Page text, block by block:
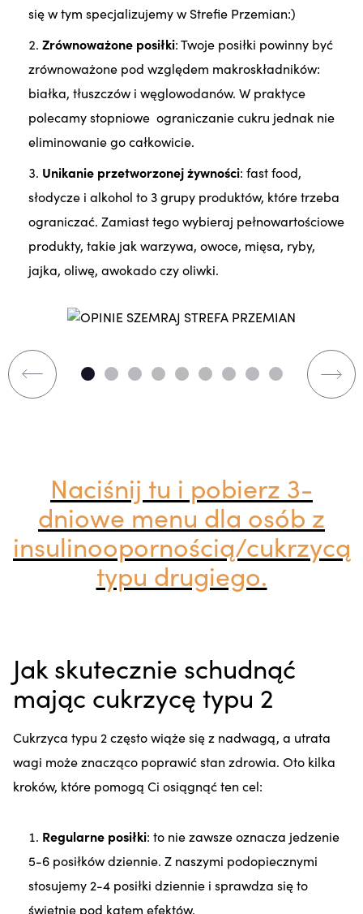
się w tym specjalizujemy w Strefie Przemian:)
Zrównoważone posiłki: Twoje posiłki powinny być
zrównoważone pod względem makroskładników:
białka, tłuszczów i węglowodanów. W praktyce
polecamy stopniowe ograniczanie cukru jednak nie
eliminowanie go całkowicie.
Unikanie przetworzonej żywności: fast food,
słodycze i alkohol to 3 grupy produktów, które trzeba
ograniczać. Zamiast tego wybieraj pełnowartościowe
produkty, takie jak warzywa, owoce, mięsa, ryby,
jajka, oliwę, awokado czy oliwki.
Naciśnij tu i pobierz 3-
dniowe menu dla osób z
insulinoopornością/cukrzycą
typu drugiego.
Jak skutecznie schudnąć
mając cukrzycę typu 2
Cukrzyca typu 2 często wiąże się z nadwagą, a utrata
wagi może znacząco poprawić stan zdrowia. Oto kilka
kroków, które pomogą Ci osiągnąć ten cel:
Regularne posiłki: to nie zawsze oznacza jedzenie
5-6 posiłków dziennie. Z naszymi podopiecznymi
stosujemy 2-4 posiłki dziennie i sprawdza się to
świetnie pod kątem efektów.